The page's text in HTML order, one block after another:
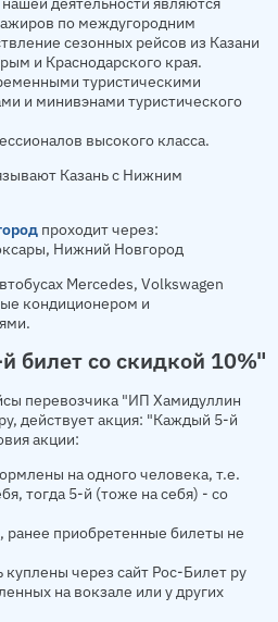
по междугородним
сезонных рейсов из Казани
и Краснодарского края.
туристическими
и минивэнами туристического
высокого класса.
Казань с Нижним
проходит через:
Нижний Новгород
Mercedes, Volkswagen
кондиционером и
со скидкой 10%"
перевозчика "ИП Хамидуллин
действует акция: "Каждый 5-й
акции:
на одного человека, т.е.
тогда 5-й (тоже на себя) - со
ранее приобретенные билеты не
через сайт Рос-Билет ру
на вокзале или у других